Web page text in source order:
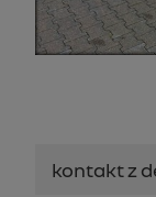
kontakt z